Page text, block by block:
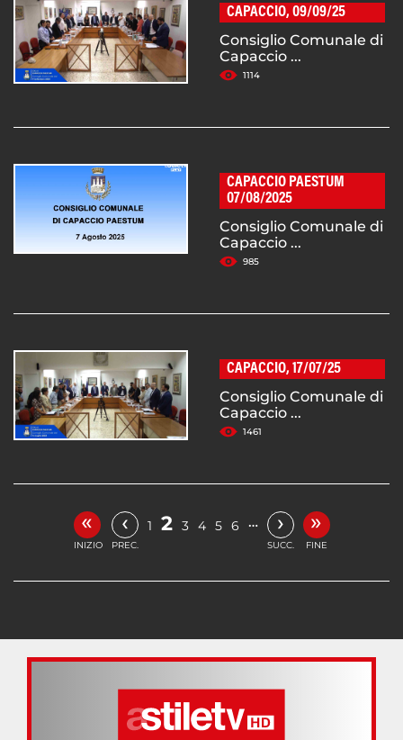
CAPACCIO, 09/09/25
Consiglio Comunale di
Capaccio ...
1114
CAPACCIO PAESTUM
07/08/2025
Consiglio Comunale di
Capaccio ...
985
CAPACCIO, 17/07/25
Consiglio Comunale di
Capaccio ...
1461
«
INIZIO
‹
PREC.
1 2 3 4 5 6 … ›
SUCC.
»
FINE